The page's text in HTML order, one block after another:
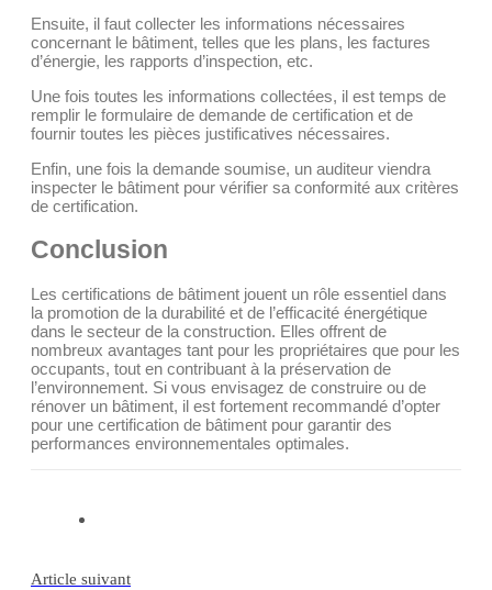
Ensuite, il faut collecter les informations nécessaires
concernant le bâtiment, telles que les plans, les factures
d’énergie, les rapports d’inspection, etc.
Une fois toutes les informations collectées, il est temps de
remplir le formulaire de demande de certification et de
fournir toutes les pièces justificatives nécessaires.
Enfin, une fois la demande soumise, un auditeur viendra
inspecter le bâtiment pour vérifier sa conformité aux critères
de certification.
Conclusion
Les certifications de bâtiment jouent un rôle essentiel dans
la promotion de la durabilité et de l’efficacité énergétique
dans le secteur de la construction. Elles offrent de
nombreux avantages tant pour les propriétaires que pour les
occupants, tout en contribuant à la préservation de
l’environnement. Si vous envisagez de construire ou de
rénover un bâtiment, il est fortement recommandé d’opter
pour une certification de bâtiment pour garantir des
performances environnementales optimales.
Article suivant